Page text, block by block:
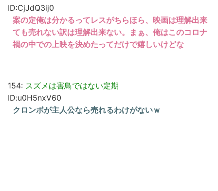
ID:CjJdQ3ij0
案の定俺は分かるってレスがちらほら、映画は理解出来
ても売れない訳は理解出来ない。まぁ、俺はこのコロナ
禍の中での上映を決めたってだけで嬉しいけどな
154: スズメは害鳥ではない定期
ID:u0H5nxV60
クロンボが主人公なら売れるわけがないｗ